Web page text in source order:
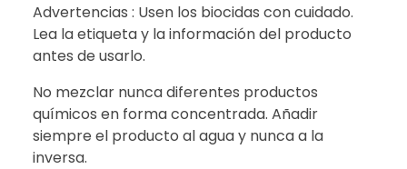
Advertencias : Usen los biocidas con cuidado.
Lea la etiqueta y la información del producto
antes de usarlo.
No mezclar nunca diferentes productos
químicos en forma concentrada. Añadir
siempre el producto al agua y nunca a la
inversa.